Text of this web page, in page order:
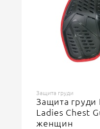
Защита груди
Защита груди
Ladies Chest
женщин